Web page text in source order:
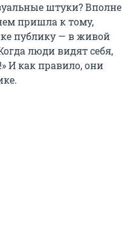
штуки? Вполне
пришла к тому,
публику — в живой
люди видят себя,
И как правило, они